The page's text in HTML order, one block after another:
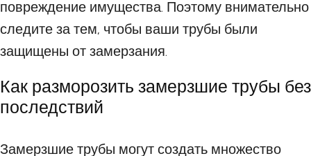
повреждение имущества. Поэтому внимательно
следите за тем, чтобы ваши трубы были
защищены от замерзания.
Как разморозить замерзшие трубы без
последствий
Замерзшие трубы могут создать множество